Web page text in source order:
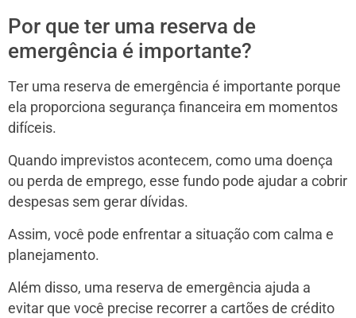
Por que ter uma reserva de
emergência é importante?
Ter uma reserva de emergência é importante porque
ela proporciona segurança financeira em momentos
difíceis.
Quando imprevistos acontecem, como uma doença
ou perda de emprego, esse fundo pode ajudar a cobrir
despesas sem gerar dívidas.
Assim, você pode enfrentar a situação com calma e
planejamento.
Além disso, uma reserva de emergência ajuda a
evitar que você precise recorrer a cartões de crédito